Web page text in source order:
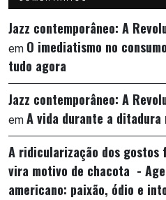
Jazz contemporâneo: A
em O imediatismo no
tudo agora
Jazz contemporâneo: A
em A vida durante a
A ridicularização dos gostos
vira motivo de chacota -
americano: paixão, ódio e